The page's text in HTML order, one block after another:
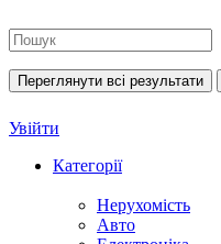
Переглянути всі результати
Увійти
Категорії
Нерухомість
Авто